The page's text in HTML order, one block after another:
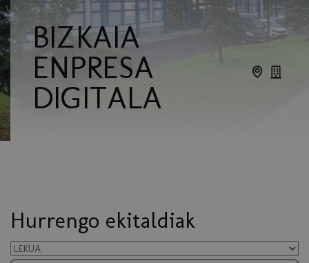
BIZKAIA
ENPRESA
DIGITALA
Hurrengo ekitaldiak